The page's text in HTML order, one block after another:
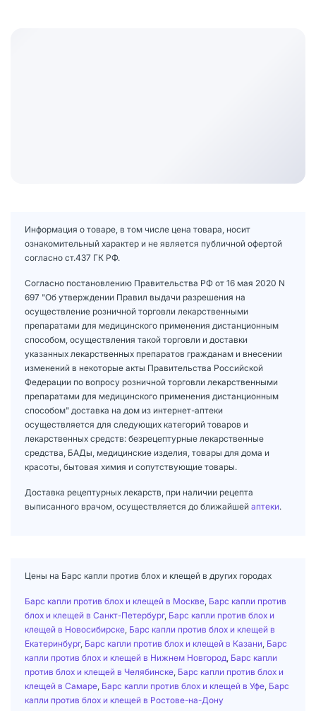
Информация о товаре, в том числе цена товара, носит
ознакомительный характер и не является публичной офертой
согласно ст.437 ГК РФ.
Согласно постановлению Правительства РФ от 16 мая 2020 N
697 "Об утверждении Правил выдачи разрешения на
осуществление розничной торговли лекарственными
препаратами для медицинского применения дистанционным
способом, осуществления такой торговли и доставки
указанных лекарственных препаратов гражданам и внесении
изменений в некоторые акты Правительства Российской
Федерации по вопросу розничной торговли лекарственными
препаратами для медицинского применения дистанционным
способом" доставка на дом из интернет-аптеки
осуществляется для следующих категорий товаров и
лекарственных средств: безрецептурные лекарственные
средства, БАДы, медицинские изделия, товары для дома и
красоты, бытовая химия и сопутствующие товары.
Доставка рецептурных лекарств, при наличии рецепта
выписанного врачом, осуществляется до ближайшей аптеки.
Цены на Барс капли против блох и клещей в других городах
Барс капли против блох и клещей в Москве Барс капли против
блох и клещей в Санкт-Петербург, Барс капли против блох и
клещей в Новосибирске Барс капли против блох и клещей в
Екатеринбург, Барс капли против блох и клещей в Казани Барс
капли против блох и клещей в Нижнем Новгород Барс капли
против блох и клещей в Челябинске Барс капли против блох и
клещей в Самаре Барс капли против блох и клещей в Уфе Барс
капли против блох и клещей в Ростове-на-Дону